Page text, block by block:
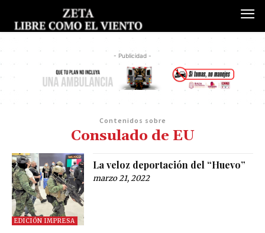
- Publicidad -
Contenidos sobre
Consulado de EU
EDICIÓN IMPRESA
La veloz deportación del “Huevo”
marzo 21, 2022